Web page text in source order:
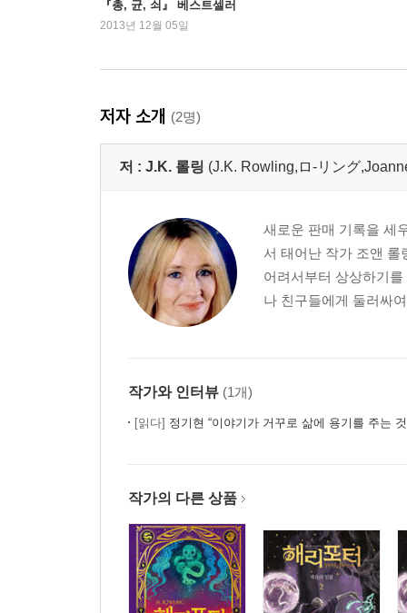
『총, 균, 쇠』 베스트셀러
돌풍
2013년 12월 05일
저자 소개 (2명)
저 : J.K. 롤링 (J.K. Rowling,ロ-リング
새로운 판매 기록을 세
서 태어난 작가 조앤
어려서부터 상상하기
나 친구들에게 둘러싸
작가와 인터뷰 (1개)
[읽다] 정기현 “이야기가 거꾸로 삶에 용기를 주는
작가의 다른 상품